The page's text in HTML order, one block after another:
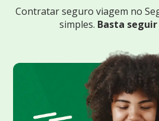
Contratar seguro viagem no
simples. Basta seguir